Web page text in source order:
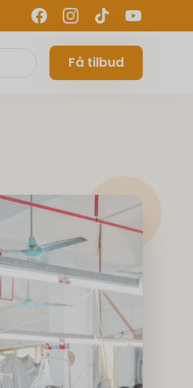
Få tilbud